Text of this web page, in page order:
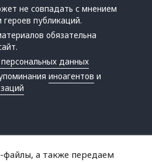
не совпадать с мнением
публикаций.
обязательна
данных
иноагентов и
а также передаем